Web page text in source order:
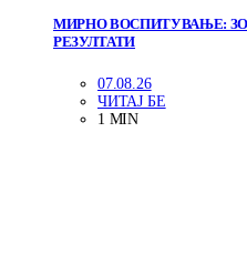
МИРНО ВОСПИТУВАЊЕ:
РЕЗУЛТАТИ
07.08.26
ЧИТАЈ БЕ
1 MIN